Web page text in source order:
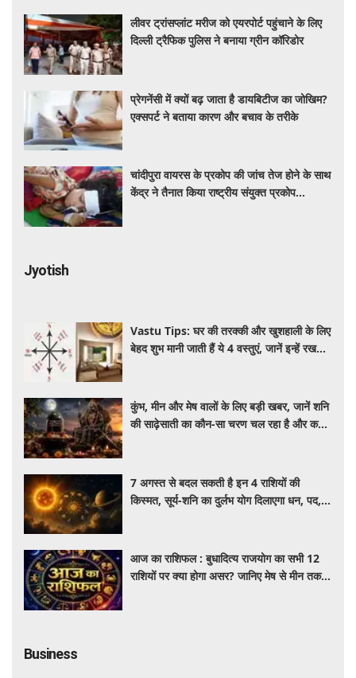
लीवर ट्रांसप्लांट मरीज को एयरपोर्ट पहुंचाने के लिए
दिल्ली ट्रैफिक पुलिस ने बनाया ग्रीन कॉरिडोर
प्रेगनेंसी में क्यों बढ़ जाता है डायबिटीज का जोखिम?
एक्सपर्ट ने बताया कारण और बचाव के तरीके
चांदीपुरा वायरस के प्रकोप की जांच तेज होने के साथ
केंद्र ने तैनात किया राष्ट्रीय संयुक्त प्रकोप
Jyotish
Vastu Tips: घर की तरक्की और खुशहाली के लिए
बेहद शुभ मानी जाती हैं ये 4 वस्तुएं, जानें इन्हें रखने
कुंभ, मीन और मेष वालों के लिए बड़ी खबर, जानें शनि
की साढ़ेसाती का कौन-सा चरण चल रहा है और कब
7 अगस्त से बदल सकती है इन 4 राशियों की
किस्मत, सूर्य-शनि का दुर्लभ योग दिलाएगा धन, पद,
आज का राशिफल : बुधादित्य राजयोग का सभी 12
राशियों पर क्या होगा असर? जानिए मेष से मीन तक
Business